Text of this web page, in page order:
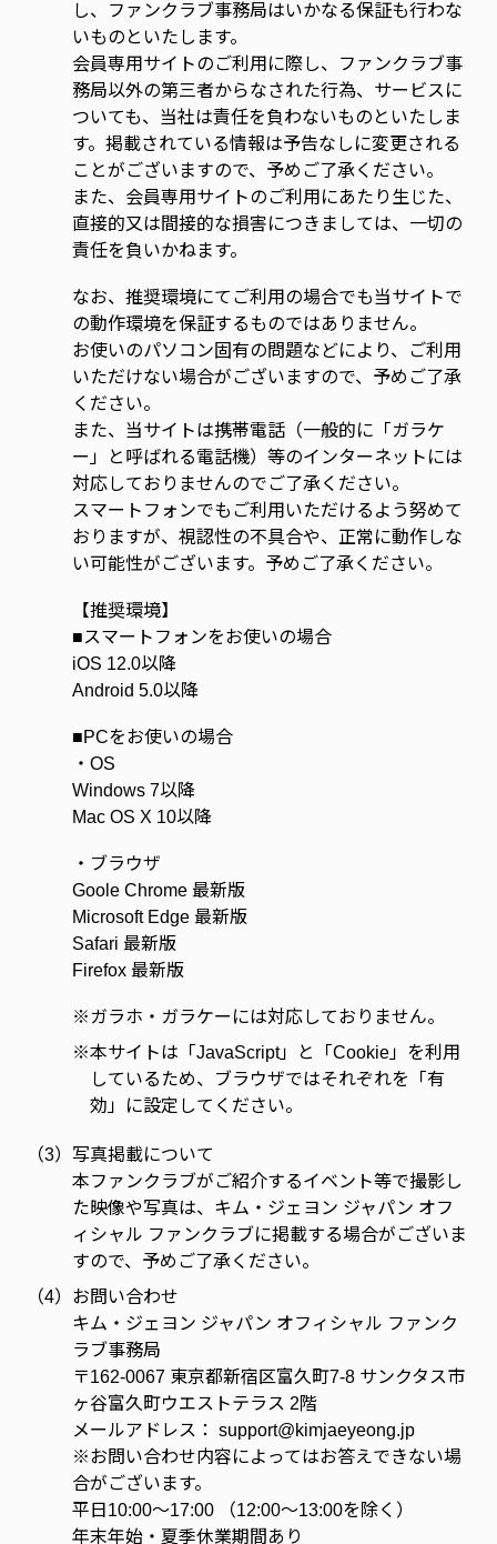
し、ファンクラブ事務局はいかなる保証も行わな
いものといたします。
会員専用サイトのご利用に際し、ファンクラブ事
務局以外の第三者からなされた行為、サービスに
ついても、当社は責任を負わないものといたしま
す。掲載されている情報は予告なしに変更される
ことがございますので、予めご了承ください。
また、会員専用サイトのご利用にあたり生じた、
直接的又は間接的な損害につきましては、一切の
責任を負いかねます。
なお、推奨環境にてご利用の場合でも当サイトで
の動作環境を保証するものではありません。
お使いのパソコン固有の問題などにより、ご利用
いただけない場合がございますので、予めご了承
ください。
また、当サイトは携帯電話（一般的に「ガラケ
ー」と呼ばれる電話機）等のインターネットには
対応しておりませんのでご了承ください。
スマートフォンでもご利用いただけるよう努めて
おりますが、視認性の不具合や、正常に動作しな
い可能性がございます。予めご了承ください。
【推奨環境】
■スマートフォンをお使いの場合
iOS 12.0以降
Android 5.0以降
■PCをお使いの場合
・OS
Windows 7以降
Mac OS X 10以降
・ブラウザ
Goole Chrome 最新版
Microsoft Edge 最新版
Safari 最新版
Firefox 最新版
※ ガラホ・ガラケーには対応しておりません。
※本サイトは「JavaScript」と「Cookie」を利用
しているため、ブラウザではそれぞれを「有
効」に設定してください。
（3） 写真掲載について
本ファンクラブがご紹介するイベント等で撮影し
た映像や写真は、キム・ジェヨン ジャパン オフ
ィシャル ファンクラブに掲載する場合がございま
すので、予めご了承ください。
（4） お問い合わせ
キム・ジェヨン ジャパン オフィシャル ファンク
ラブ事務局
〒162-0067 東京都新宿区富久町7-8 サンクタス市
ヶ谷富久町ウエストテラス 2階
メールアドレス： support@kimjaeyeong.jp
※お問い合わせ内容によってはお答えできない場
合がございます。
平日10:00～17:00 （12:00～13:00を除く）
年末年始・夏季休業期間あり